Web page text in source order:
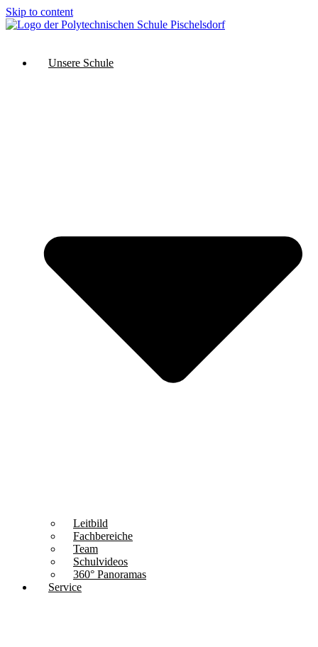
Skip to content
Unsere Schule
Leitbild
Fachbereiche
Team
Schulvideos
360° Panoramas
Service